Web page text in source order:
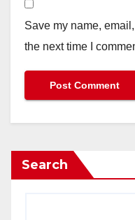
Save my name,
the next time I
Search